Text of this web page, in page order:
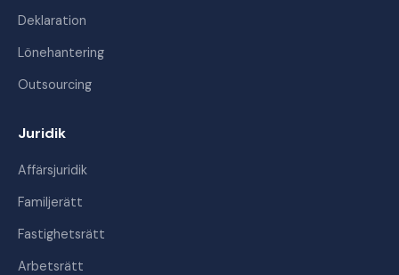
Deklaration
Lönehantering
Outsourcing
Juridik
Affärsjuridik
Familjerätt
Fastighetsrätt
Arbetsrätt